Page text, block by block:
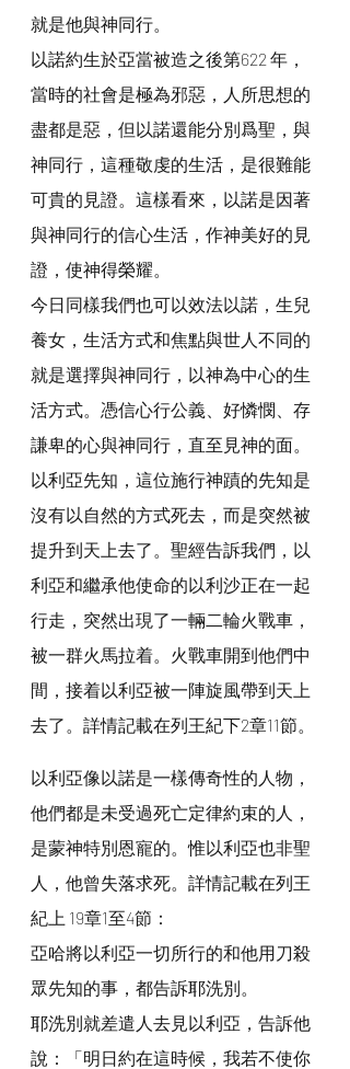
就是他與神同行。
以諾約生於亞當被造之後第622 年，
當時的社會是極為邪惡，人所思想的
盡都是惡，但以諾還能分別爲聖，與
神同行，這種敬虔的生活，是很難能
可貴的見證。這樣看來，以諾是因著
與神同行的信心生活，作神美好的見
證，使神得榮耀。
今日同樣我們也可以效法以諾，生兒
養女，生活方式和焦點與世人不同的
就是選擇與神同行，以神為中心的生
活方式。憑信心行公義、好憐憫、存
謙卑的心與神同行，直至見神的面。
以利亞先知，這位施行神蹟的先知是
沒有以自然的方式死去，而是突然被
提升到天上去了。聖經告訴我們，以
利亞和繼承他使命的以利沙正在一起
行走，突然出現了一輛二輪火戰車，
被一群火馬拉着。火戰車開到他們中
間，接着以利亞被一陣旋風帶到天上
去了。詳情記載在列王紀下2章11節。
以利亞像以諾是一樣傳奇性的人物，
他們都是未受過死亡定律約束的人，
是蒙神特別恩寵的。惟以利亞也非聖
人，他曾失落求死。詳情記載在列王
紀上 19章1至4節：
亞哈將以利亞一切所行的和他用刀殺
眾先知的事，都告訴耶洗別。
耶洗別就差遣人去見以利亞，告訴他
說：「明日約在這時候，我若不使你